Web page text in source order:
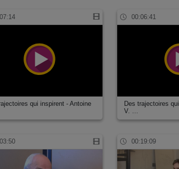
qui inspirent - Antoine
00:06:41
Des trajectoires
V. …
00:19:09